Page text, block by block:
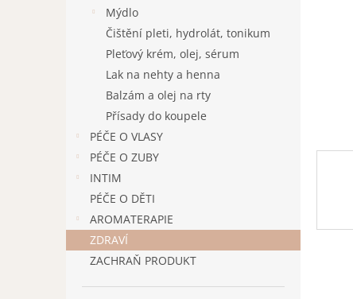
Mýdlo
Čištění pleti, hydrolát, tonikum
Pleťový krém, olej, sérum
Lak na nehty a henna
Balzám a olej na rty
Přísady do koupele
PÉČE O VLASY
PÉČE O ZUBY
INTIM
PÉČE O DĚTI
AROMATERAPIE
ZDRAVÍ
ZACHRAŇ PRODUKT